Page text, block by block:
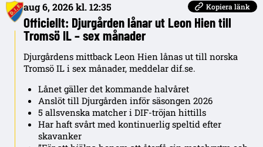
aug 6, 2026 kl. 12:35 Kopiera länk
Officiellt: Djurgården lånar ut Leon Hien till
Tromsö IL – sex månader
Djurgårdens mittback Leon Hien lånas ut till norska
Tromsö IL i sex månader, meddelar dif.se.
Lånet gäller det kommande halvåret
Anslöt till Djurgården inför säsongen 2026
5 allsvenska matcher i DIF-tröjan hittills
Har haft svårt med kontinuerlig speltid efter
skavanker